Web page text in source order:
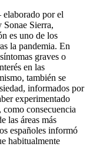
elaborado por el
Sonae Sierra,
es uno de los
la pandemia. En
graves o
en las
también se
informados por
experimentado
consecuencia
las áreas más
españoles informó
habitualmente